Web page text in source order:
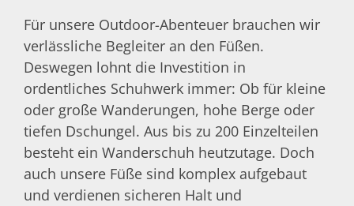
Für unsere Outdoor-Abenteuer brauchen wir
verlässliche Begleiter an den Füßen.
Deswegen lohnt die Investition in
ordentliches Schuhwerk immer: Ob für kleine
oder große Wanderungen, hohe Berge oder
tiefen Dschungel. Aus bis zu 200 Einzelteilen
besteht ein Wanderschuh heutzutage. Doch
auch unsere Füße sind komplex aufgebaut
und verdienen sicheren Halt und